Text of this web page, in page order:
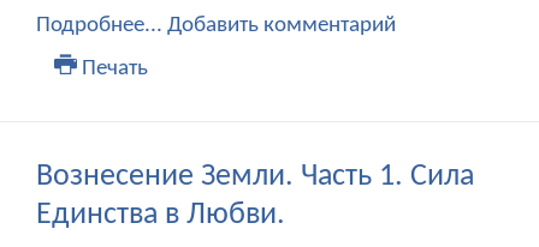
Подробнее... Добавить комментарий
Печать
Вознесение Земли. Часть 1. Сила
Единства в Любви.